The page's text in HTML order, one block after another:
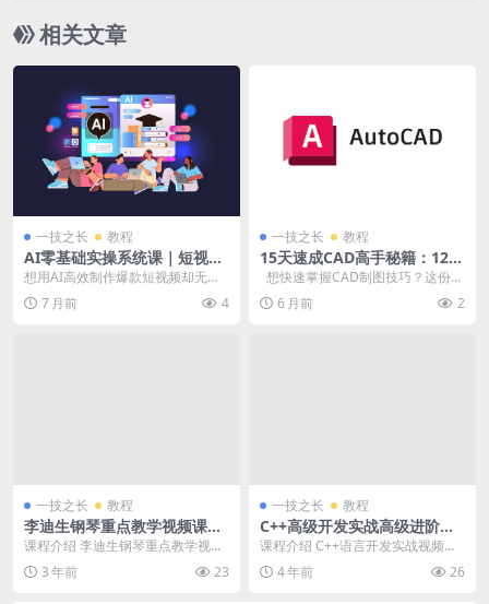
相关文章
一技之长 教程
AI零基础实操系统课｜短视频
剪辑AI教程，手把手教学，小
白也能快速上手！
想用AI高效制作爆款短视频却无从
下手？《AI零基础实操系统课》专
为新手打造，无需...
7 月前 4
一技之长 教程
15天速成CAD高手秘籍：126
节精讲课程，轻松玩转建筑图
绘制
想快速掌握CAD制图技巧？这份
《15天进阶CAD高手》课程绝对是
你...6 月前 2
一技之长 教程
李迪生钢琴重点教学视频课程
精选
课程介绍 李迪生钢琴重点教学视频
课程，是一门以钢琴演奏技巧为主
要内容的课程。本课...
3 年前 23
一技之长 教程
C++高级开发实战高级进阶教
程
课程介绍 C++语言开发实战视频教
程高级篇，主要是讲解C++语言开
发更高级操作知...
4 年前 26